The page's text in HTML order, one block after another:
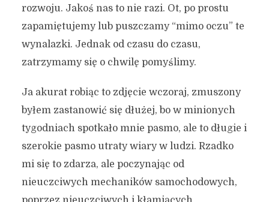
rozwoju. Jakoś nas to nie razi. Ot, po prostu
zapamiętujemy lub puszczamy “mimo oczu” te
wynalazki. Jednak od czasu do czasu,
zatrzymamy się o chwilę pomyślimy.
Ja akurat robiąc to zdjęcie wczoraj, zmuszony
byłem zastanowić się dłużej, bo w minionych
tygodniach spotkało mnie pasmo, ale to długie i
szerokie pasmo utraty wiary w ludzi. Rzadko
mi się to zdarza, ale poczynając od
nieuczciwych mechaników samochodowych,